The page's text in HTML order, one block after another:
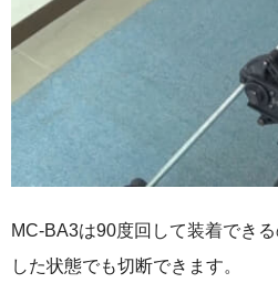
MC-BA3は90度回して装着でき
した状態でも切断できます。